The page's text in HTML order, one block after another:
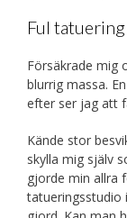
Ful
Försäkrade mig
blurrig massa.
efter ser jag att
Kände stor
skylla mig själv
gjorde min allra
tatueringsstudio